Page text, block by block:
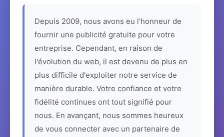
Depuis 2009, nous avons eu l'honneur de
fournir une publicité gratuite pour votre
entreprise. Cependant, en raison de
l'évolution du web, il est devenu de plus en
plus difficile d'exploiter notre service de
manière durable. Votre confiance et votre
fidélité continues ont tout signifié pour
nous. En avançant, nous sommes heureux
de vous connecter avec un partenaire de